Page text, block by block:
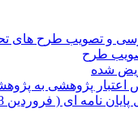
و تصویب طرح های
طرح
شده
اعتبار پژوهشی به
نامه ای ( فروردین 98 )